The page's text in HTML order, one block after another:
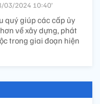
03/2024 10:40’
quý giúp các cấp ủy
về xây dựng, phát
trong giai đoạn hiện